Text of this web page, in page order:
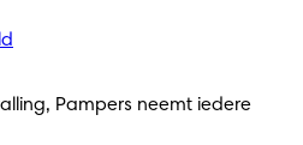
Pampers neemt iedere